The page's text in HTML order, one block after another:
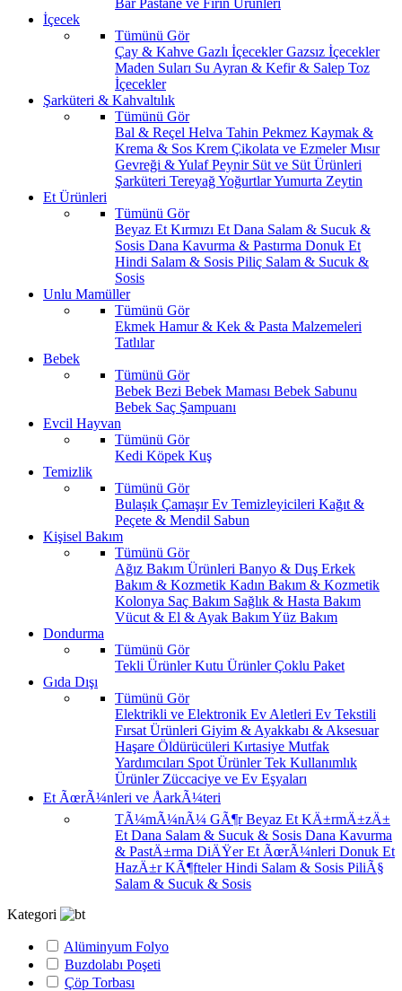
İçecek
Tümünü Gör
Çay & Kahve Gazlı İçeceklerGazsız İçecekler
Maden Suları Su Ayran & Kefir & Salep Toz
İçecekler
Şarküteri & Kahvaltılık
Tümünü Gör
Bal & Reçel Helva Tahin Pekmez Kaymak &
Krema & Sos Krem Çikolata ve EzmelerMısır
Gevreği & YulafPeynir Süt ve Süt Ürünleri
Şarküteri TereyağYoğurtlarYumurta Zeytin
Et Ürünleri
Tümünü Gör
Beyaz Et Kırmızı Et Dana Salam & Sucuk &
Sosis Dana Kavurma & Pastırma Donuk Et
Hindi Salam & Sosis Piliç Salam & Sucuk &
Sosis
Unlu Mamüller
Tümünü Gör
Ekmek Hamur & Kek & Pasta Malzemeleri
Tatlılar
Bebek
Tümünü Gör
Bebek Bezi Bebek Maması Bebek Sabunu
Bebek Saç Şampuanı
Evcil Hayvan
Tümünü Gör
Kedi Köpek Kuş
Temizlik
Tümünü Gör
Bulaşık ÇamaşırEv Temizleyicileri Kağıt &
Peçete & Mendil Sabun
Kişisel Bakım
Tümünü Gör
Ağız Bakım Ürünleri Banyo & Duş Erkek
Bakım & Kozmetik Kadın Bakım & Kozmetik
Kolonya Saç Bakım Sağlık & Hasta Bakım
Vücut & El & Ayak BakımYüz Bakım
Dondurma
Tümünü Gör
Tekli ÜrünlerKutu ÜrünlerÇoklu Paket
Gıda Dışı
Tümünü Gör
Elektrikli ve Elektronik Ev Aletleri Ev Tekstili
Fırsat Ürünleri Giyim & Ayakkabı & Aksesuar
Haşare Öldürücüleri Kırtasiye Mutfak
Yardımcıları Spot ÜrünlerTek Kullanımlık
Ürünler Züccaciye ve Ev Eşyaları
Et ÃœrÃ¼nleri ve ÅarkÃ¼teri
TÃ¼mÃ¼nÃ¼ GÃ¶rBeyaz Et KÄ±rmÄ±zÄ±
Et Dana Salam & Sucuk & Sosis Dana Kavurma
& PastÄ±rma DiÄŸer Et ÃœrÃ¼nleri Donuk Et
HazÄ±r KÃ¶ftelerHindi Salam & Sosis PiliÃ§
Salam & Sucuk & Sosis
Kategori
Alüminyum Folyo
Buzdolabı Poşeti
Çöp Torbası